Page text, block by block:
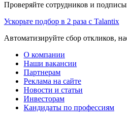
Проверяйте сотрудников и
Ускорьте подбор в 2 раза с Talantix
Автоматизируйте сбор откликов,
О компании
Наши вакансии
Партнерам
Реклама на сайте
Новости и статьи
Инвесторам
Кандидаты по профессиям